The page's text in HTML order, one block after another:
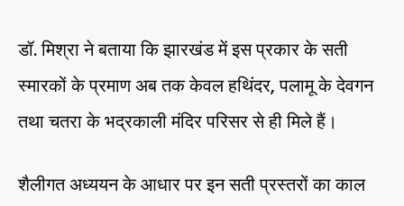
डॉ. मिश्रा ने बताया कि झारखंड में इस प्रकार के सती
स्मारकों के प्रमाण अब तक केवल हथिंदर, पलामू के देवगन
तथा चतरा के भद्रकाली मंदिर परिसर से ही मिले हैं।
शैलीगत अध्ययन के आधार पर इन सती प्रस्तरों का काल